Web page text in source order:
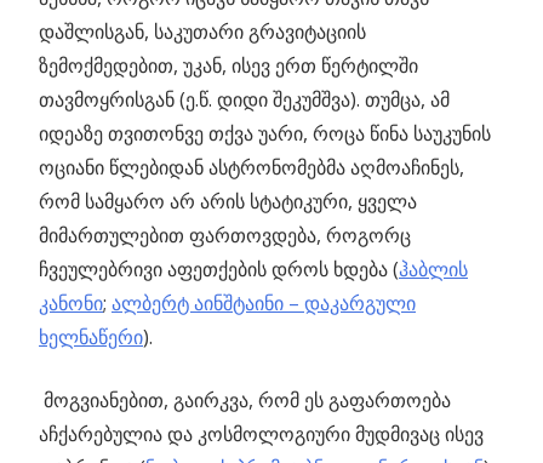
დაშლისგან, საკუთარი გრავიტაციის
ზემოქმედებით, უკან, ისევ ერთ წერტილში
თავმოყრისგან (ე.წ. დიდი შეკუმშვა). თუმცა, ამ
იდეაზე თვითონვე თქვა უარი, როცა წინა საუკუნის
ოციანი წლებიდან ასტრონომებმა აღმოაჩინეს,
რომ სამყარო არ არის სტატიკური, ყველა
მიმართულებით ფართოვდება, როგორც
ჩვეულებრივი აფეთქების დროს ხდება (ჰაბლის
კანონი; ალბერტ აინშტაინი – დაკარგული
ხელნაწერი).
მოგვიანებით, გაირკვა, რომ ეს გაფართოება
აჩქარებულია და კოსმოლოგიური მუდმივაც ისევ